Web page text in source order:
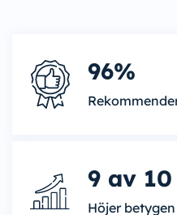
96%
9 av 10
Höjer